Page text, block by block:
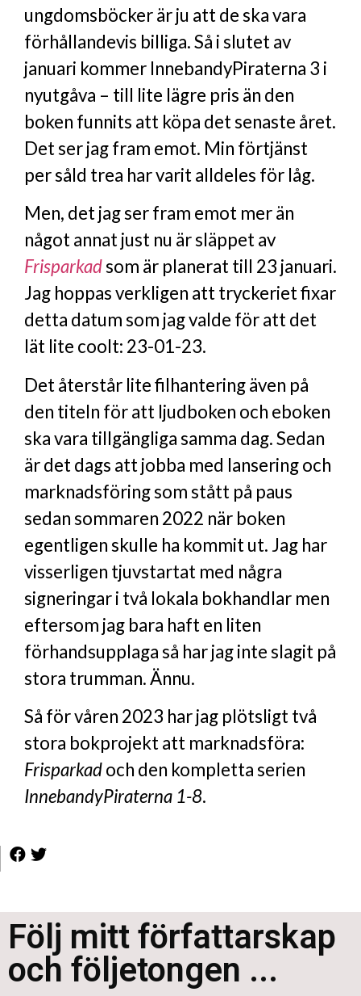
ungdomsböcker är ju att de ska vara
förhållandevis billiga. Så i slutet av
januari kommer InnebandyPiraterna 3 i
nyutgåva – till lite lägre pris än den
boken funnits att köpa det senaste året.
Det ser jag fram emot. Min förtjänst
per såld trea har varit alldeles för låg.
Men, det jag ser fram emot mer än
något annat just nu är släppet av
Frisparkadsom är planerat till 23 januari.
Jag hoppas verkligen att tryckeriet fixar
detta datum som jag valde för att det
lät lite coolt: 23-01-23.
Det återstår lite filhantering även på
den titeln för att ljudboken och eboken
ska vara tillgängliga samma dag. Sedan
är det dags att jobba med lansering och
marknadsföring som stått på paus
sedan sommaren 2022 när boken
egentligen skulle ha kommit ut. Jag har
visserligen tjuvstartat med några
signeringar i två lokala bokhandlar men
eftersom jag bara haft en liten
förhandsupplaga så har jag inte slagit på
stora trumman. Ännu.
Så för våren 2023 har jag plötsligt två
stora bokprojekt att marknadsföra:
Frisparkadoch den kompletta serien
InnebandyPiraterna 1-8.
Följ mitt författarskap
och följetongen ...